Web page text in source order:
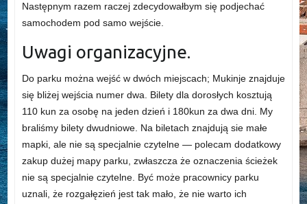
Następnym razem raczej zdecydowałbym się podjechać
samochodem pod samo wejście.
Uwagi organizacyjne.
Do parku można wejść w dwóch miejscach; Mukinje znajduje
się bliżej wejścia numer dwa. Bilety dla dorosłych kosztują
110 kun za osobę na jeden dzień i 180kun za dwa dni. My
braliśmy bilety dwudniowe. Na biletach znajdują sie małe
mapki, ale nie są specjalnie czytelne — polecam dodatkowy
zakup dużej mapy parku, zwłaszcza że oznaczenia ścieżek
nie są specjalnie czytelne. Być może pracownicy parku
uznali, że rozgałęzień jest tak mało, że nie warto ich